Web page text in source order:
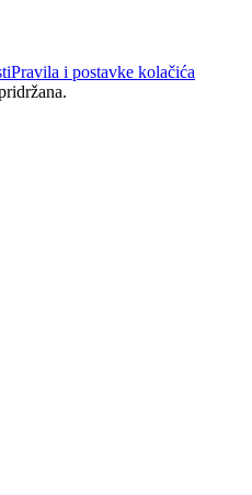
Pravila i postavke kolačića